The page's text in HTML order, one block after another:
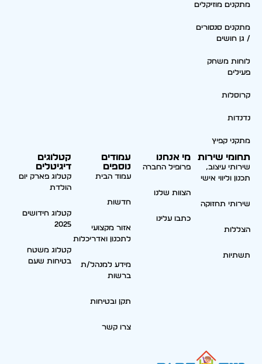
מתקנים מוזיקלים
מתקנים סנסורים
/ גן חושים
לוחות משחק
פעילים
קרוסלות
נדנדות
מתקני קפיץ
תחומי שירות
שירותי עיצוב,
תכנון וליווי אישי
שירותי תחזוקה
הצללות
תשתיות
מי אנחנו
פרופיל החברה
הצוות שלנו
כתבו עלינו
עמודים
נוספים
עמוד הבית
חדשות
אזור מקצועי
לתכנון ואדריכלות
מידע למנהל/ת
ברשות
תקן ובטיחות
צרו קשר
קטלוגים
דיגיטלים
קטלוג פארק יום
הולדת
קטלוג חידושים
2025
קטלוג משטח
בטיחות שעם